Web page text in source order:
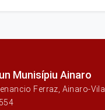
Munisípiu Ainaro
Ferraz, Ainaro-Vila